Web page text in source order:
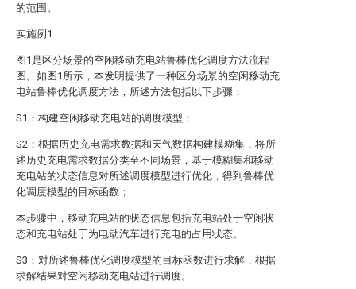
的范围。
实施例1
图1是区分场景的空闲移动充电站鲁棒优化调度方法流程
图。如图1所示，本发明提供了一种区分场景的空闲移动充
电站鲁棒优化调度方法，所述方法包括以下步骤：
S1：构建空闲移动充电站的调度模型；
S2：根据历史充电需求数据和天气数据构建模糊集，将所
述历史充电需求数据分类至不同场景，基于模糊集和移动
充电站的状态信息对所述调度模型进行优化，得到鲁棒优
化调度模型的目标函数；
本步骤中，移动充电站的状态信息包括充电站处于空闲状
态和充电站处于为电动汽车进行充电的占用状态。
S3：对所述鲁棒优化调度模型的目标函数进行求解，根据
求解结果对空闲移动充电站进行调度。